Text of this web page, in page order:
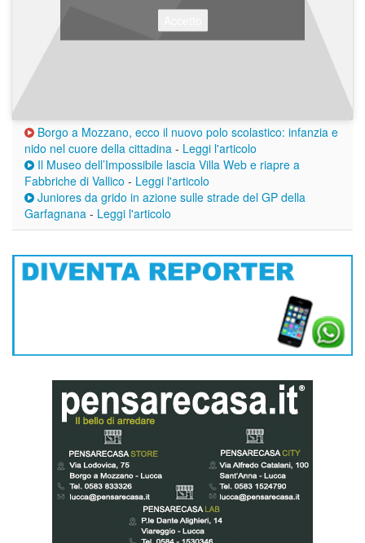
Borgo a Mozzano, ecco il nuovo polo scolastico: infanzia e
nido nel cuore della cittadina - Leggi l'articolo
Il Museo dell’Impossibile lascia Villa Web e riapre a
Fabbriche di Vallico - Leggi l'articolo
Juniores da grido in azione sulle strade del GP della
Garfagnana - Leggi l'articolo